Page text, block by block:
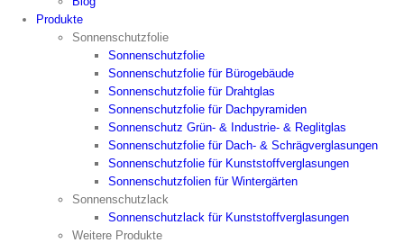
Produkte
Sonnenschutzfolie
Sonnenschutzfolie
Sonnenschutzfolie für Bürogebäude
Sonnenschutzfolie für Drahtglas
Sonnenschutzfolie für Dachpyramiden
Sonnenschutz Grün- & Industrie- & Reglitglas
Sonnenschutzfolie für Dach- & Schrägverglasungen
Sonnenschutzfolie für Kunststoffverglasungen
Sonnenschutzfolien für Wintergärten
Sonnenschutzlack
Sonnenschutzlack für Kunststoffverglasungen
Weitere Produkte